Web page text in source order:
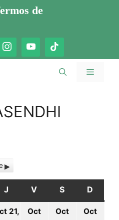
de
Menú
J JUEVES
V VIERNES
S SÁBADO
D
21,
Oct
Oct
Oct